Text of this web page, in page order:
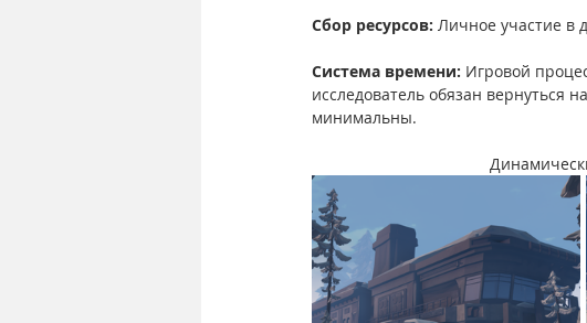
Сбор ресурсов: Личное участие в
Система времени: Игровой
исследователь обязан вернуться
минимальны.